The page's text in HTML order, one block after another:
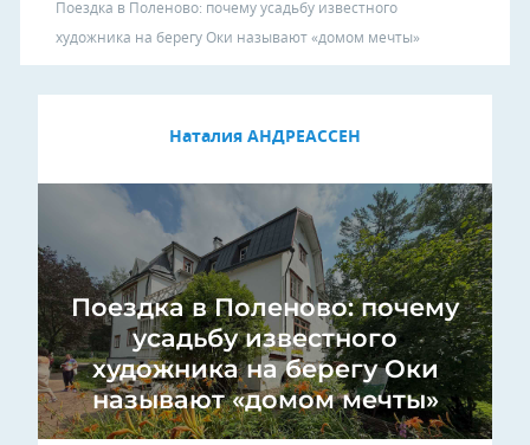
Поездка в Поленово: почему усадьбу известного
художника на берегу Оки называют «домом мечты»
Наталия АНДРЕАССЕН
Поездка в Поленово: почему
усадьбу известного
художника на берегу Оки
называют «домом мечты»